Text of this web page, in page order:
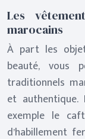
Les
marocains
À part les
beauté, vous
traditionnels
et
exemple le
d’habillement